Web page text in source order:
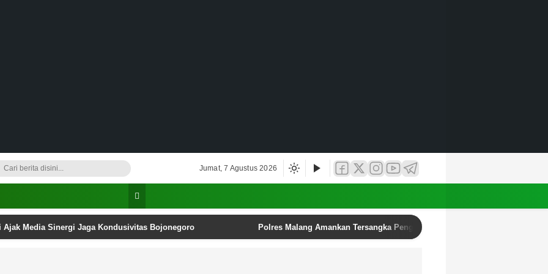
Jumat, 7 Agustus 2026
Ajak Media Sinergi Jaga Kondusivitas Bojonegoro Polres Malang Amankan Tersangka Pengedar Narkoba di Kepanjen, Sita